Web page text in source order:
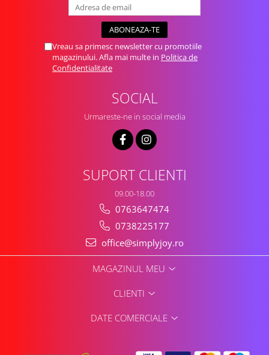
Vreau sa primesc newsletter cu promotiile
magazinului. Afla mai multe in Politica de
Confidentialitate
SOCIAL
Urmareste-ne in social media
SUPORT CLIENTI
09.00-18.00
0763647474
0738225177
office@simplyjoy.ro
MAGAZINUL MEU
CLIENTI
DATE COMERCIALE